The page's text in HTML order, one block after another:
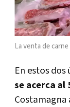
La venta de carne
En estos
se acerca al
Costamagna